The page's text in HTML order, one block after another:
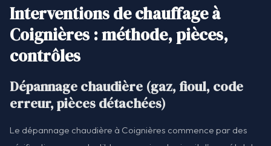
Interventions de chauffage à
Coignières : méthode, pièces,
contrôles
Dépannage chaudière (gaz, fioul, code
erreur, pièces détachées)
Le dépannage chaudière à Coignières commence par des